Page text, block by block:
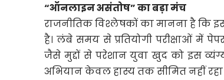
“ऑनलाइन असंतोष” का बड़ा मंच
राजनीतिक विश्लेषकों का मानना है
है। लंबे समय से प्रतियोगी परीक्षाओं में
जैसे मुद्दों से परेशान युवा खुद को इस
अभियान केवल हास्य तक सीमित नहीं